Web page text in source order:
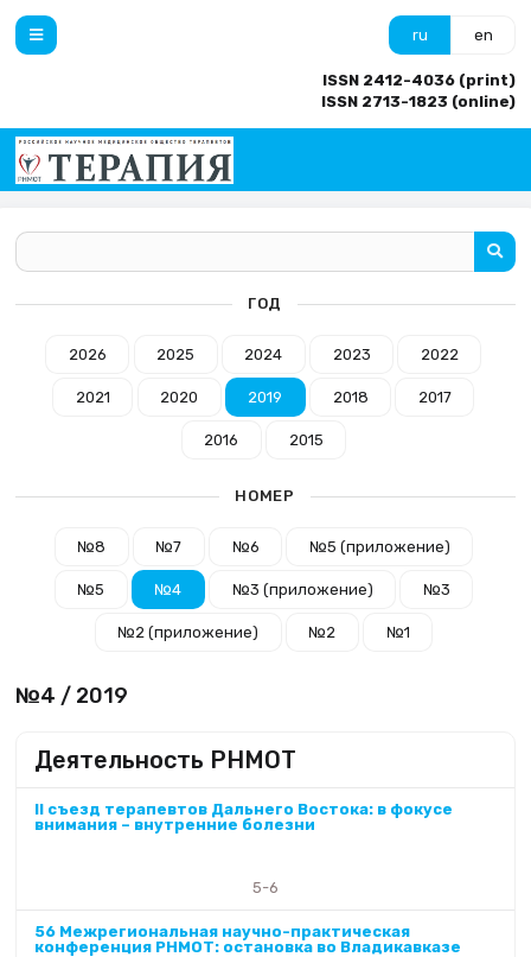
ru en
ISSN 2412-4036 (print)
ISSN 2713-1823 (online)
ГОД
2026 2025 2024 2023 2022
2021 2020 2019 2018 2017
2016 2015
НОМЕР
№8 №7 №6 №5 (приложение)
№5 №4 №3 (приложение) №3
№2 (приложение) №2 №1
№4 / 2019
Деятельность РНМОТ
II съезд терапевтов Дальнего Востока: в фокусе
внимания – внутренние болезни
5-6
56 Межрегиональная научно-практическая
конференция РНМОТ: остановка во Владикавказе